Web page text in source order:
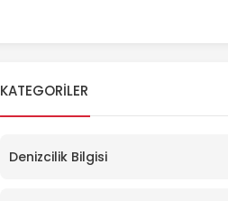
KATEGORILER
Denizcilik Bilgisi